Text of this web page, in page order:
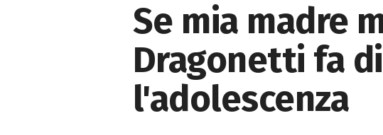
Se mia madre
Dragonetti fa
l'adolescenza